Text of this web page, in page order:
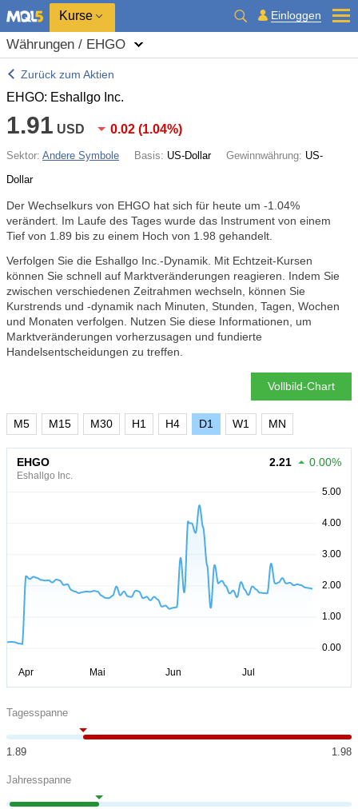
Kurse Einloggen
Währungen / EHGO
Zurück zum Aktien
EHGO: Eshallgo Inc.
1.91 USD 0.02 (1.04%)
Sektor: Andere Symbole Basis: US-Dollar Gewinnwährung: US-
Dollar
Der Wechselkurs von EHGO hat sich für heute um -1.04%
verändert. Im Laufe des Tages wurde das Instrument von einem
Tief von 1.89 bis zu einem Hoch von 1.98 gehandelt.
Verfolgen Sie die Eshallgo Inc.-Dynamik. Mit Echtzeit-Kursen
können Sie schnell auf Marktveränderungen reagieren. Indem Sie
zwischen verschiedenen Zeitrahmen wechseln, können Sie
Kurstrends und -dynamik nach Minuten, Stunden, Tagen, Wochen
und Monaten verfolgen. Nutzen Sie diese Informationen, um
Marktveränderungen vorherzusagen und fundierte
Handelsentscheidungen zu treffen.
Vollbild-Chart
M5 M15 M30 H1 H4 D1 W1 MN
EHGO
Eshallgo Inc.
2.21 0.00%
Tagesspanne
1.89 1.98
Jahresspanne